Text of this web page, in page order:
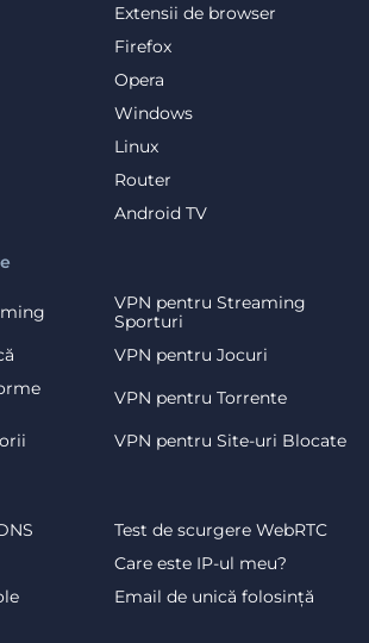
Extensii de browser
Firefox
Opera
Windows
Linux
Router
Android TV
VPN pentru Streaming
Sporturi
VPN pentru Jocuri
VPN pentru Torrente
VPN pentru Site-uri Blocate
Test de scurgere WebRTC
Care este IP-ul meu?
Email de unică folosință